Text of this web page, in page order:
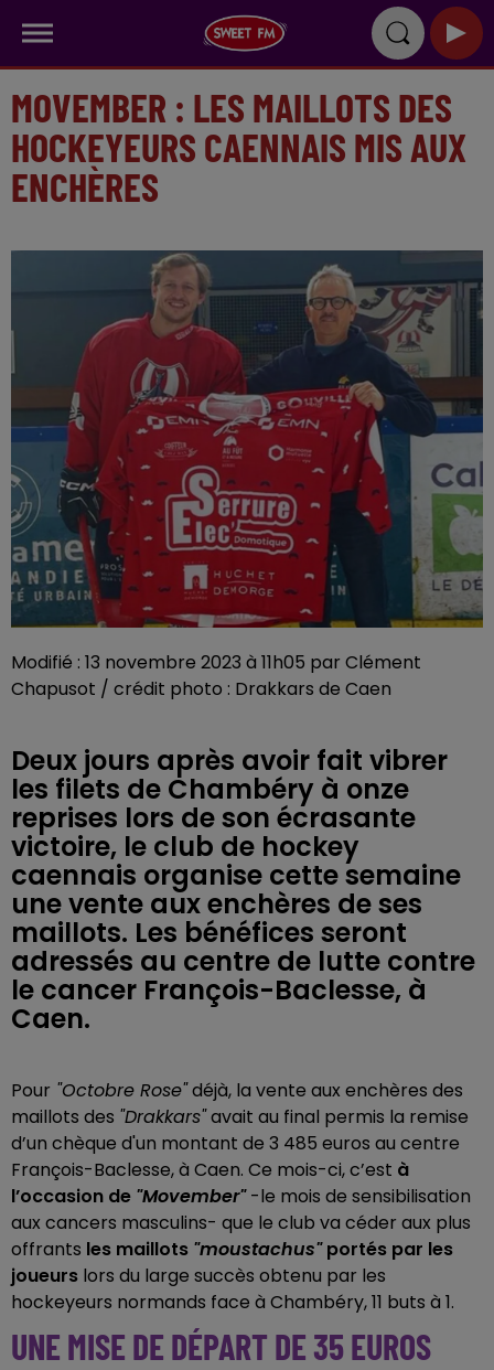
MOVEMBER : LES MAILLOTS DES
HOCKEYEURS CAENNAIS MIS AUX
ENCHÈRES
Modifié : 13 novembre 2023 à 11h05 par Clément
Chapusot / crédit photo : Drakkars de Caen
Deux jours après avoir fait vibrer
les filets de Chambéry à onze
reprises lors de son écrasante
victoire, le club de hockey
caennais organise cette semaine
une vente aux enchères de ses
maillots. Les bénéfices seront
adressés au centre de lutte contre
le cancer François-Baclesse, à
Caen.
Pour "Octobre Rose"déjà, la vente aux enchères des
maillots des "Drakkars"avait au final permis la remise
d’un chèque d'un montant de 3 485 euros au centre
François-Baclesse, à Caen. Ce mois-ci, c’est à
l’occasion de "Movember"-le mois de sensibilisation
aux cancers masculins- que le club va céder aux plus
offrants les maillots "moustachus"portés par les
joueurs lors du large succès obtenu par les
hockeyeurs normands face à Chambéry, 11 buts à 1.
UNE MISE DE DÉPART DE 35 EUROS